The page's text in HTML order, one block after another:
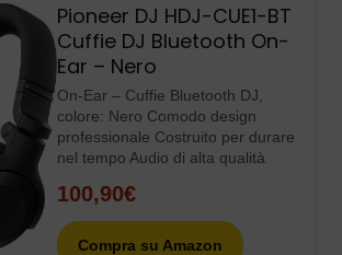
Pioneer DJ HDJ-CUE1-BT
Cuffie DJ Bluetooth On-
Ear – Nero
On-Ear – Cuffie Bluetooth DJ,
colore: Nero Comodo design
professionale Costruito per durare
nel tempo Audio di alta qualità
100,90€
Compra su Amazon